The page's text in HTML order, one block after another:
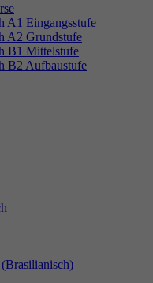
A1 Eingangsstufe
A2 Grundstufe
B1 Mittelstufe
B2 Aufbaustufe